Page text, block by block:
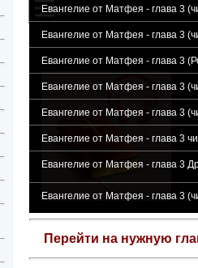
Евангелие от Матфея - глава 3
Евангелие от Матфея - глава 3
Евангелие от Матфея - глава 3
Евангелие от Матфея - глава 3
Евангелие от Матфея - глава 3
Евангелие от Матфея - глава 3
Евангелие от Матфея - глава 3
Евангелие от Матфея - глава 3
Перейти на нужную